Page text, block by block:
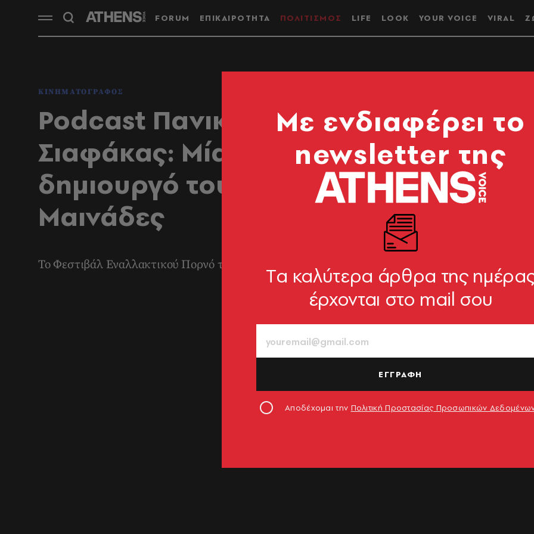
FORUM ΕΠΙΚΑΙΡΟΤΗΤΑ ΠΟΛΙΤΙΣΜΟΣ LIFE LOOK YOUR VOICE VIRAL
ΚΙΝΗΜΑΤΟΓΡΑΦΟΣ
Podcast Πανικοβάλ | Μενέλας
Σιαφάκας: Μία συζήτηση με τον
δημιουργό του φεστιβάλ Σάτυροι &
Μαινάδες
Το Φεστιβάλ Εναλλακτικού Πορνό της Αθήνας επιστρέφει για 7η φορά
Mε ενδιαφέρει το
newsletter της
Tα καλύτερα άρθρα της
έρχονται στο mail σου
ΕΓΓΡΑΦΗ
Αποδέχομαι την Πολιτική Προστασίας Προσωπικών